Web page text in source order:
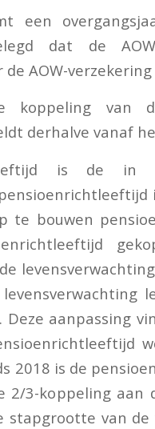
een
dat de
AOW-
koppeling van
derhalve vanaf
is de in
te bouwen
aanpassing
2018 is de
2/3-koppeling
stapgrootte van